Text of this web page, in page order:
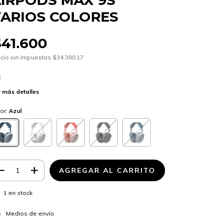
COLORES
sin impuestos $34.380,17
más detalles
Azul
1 en stock
para el CP:
Medios de envío